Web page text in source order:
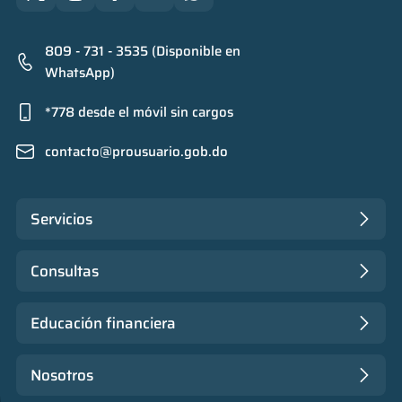
809 - 731 - 3535 (Disponible en
WhatsApp)
*778 desde el móvil sin cargos
contacto@prousuario.gob.do
Servicios
Consultas
Educación financiera
Nosotros